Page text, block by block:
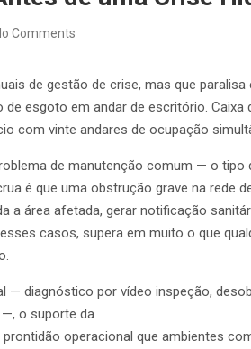
Comments
de gestão de crise, mas que
esgoto em andar de escritório. Caixa
com vinte andares de ocupação
de manutenção comum — o tipo
é que uma obstrução grave na rede
a área afetada, gerar notificação
casos, supera em muito o que
— diagnóstico por vídeo inspeção,
—, o suporte da
operacional que ambientes